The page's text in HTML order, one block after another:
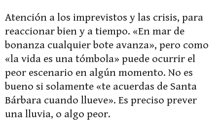
Atención a los imprevistos y las crisis, para
reaccionar bien y a tiempo. «En mar de
bonanza cualquier bote avanza», pero como
«la vida es una tómbola» puede ocurrir el
peor escenario en algún momento. No es
bueno si solamente «te acuerdas de Santa
Bárbara cuando llueve». Es preciso prever
una lluvia, o algo peor.